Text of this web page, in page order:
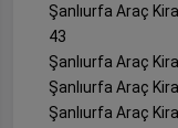
Şanlıurfa Araç
43
Şanlıurfa Araç
Şanlıurfa Araç
Şanlıurfa Araç